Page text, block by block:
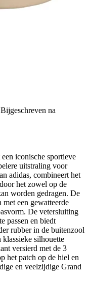
Bijgeschreven na
iconische sportieve
uitstraling voor
adidas, combineert het
het zowel op de
worden gedragen. De
een gewatteerde
De vetersluiting
passen en biedt
rubber in de buitenzool
silhouette
versierd met de 3
het patch op de hiel en
en veelzijdige Grand